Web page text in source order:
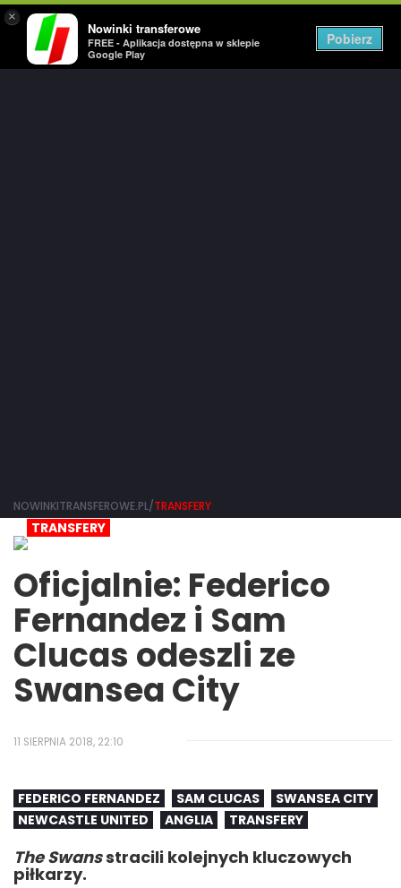
×
Nowinki transferowe
FREE - Aplikacja dostępna w sklepie
Google Play
Pobierz
NOWINKITRANSFEROWE.PL/TRANSFERY
TRANSFERY
Oficjalnie: Federico
Fernandez i Sam
Clucas odeszli ze
Swansea City
11 SIERPNIA 2018, 22:10
FEDERICO FERNANDEZ SAM CLUCAS
SWANSEA CITY
NEWCASTLE UNITED
ANGLIA TRANSFERY
The Swansstracili kolejnych kluczowych
piłkarzy.